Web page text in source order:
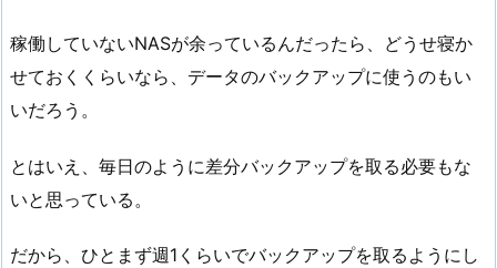
稼働していないNASが余っているんだったら、どうせ寝か
せておくくらいなら、データのバックアップに使うのもい
いだろう。
とはいえ、毎日のように差分バックアップを取る必要もな
いと思っている。
だから、ひとまず週1くらいでバックアップを取るようにし